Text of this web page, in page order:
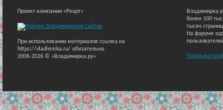
Проект компании «Реарт»
При использовании материалов ссылка на
https://vladimirka.ru/ обязательна.
2006-2026 © «Владимирка.ру»
Владимирка
более 100
тысяч
На форуме
Политика